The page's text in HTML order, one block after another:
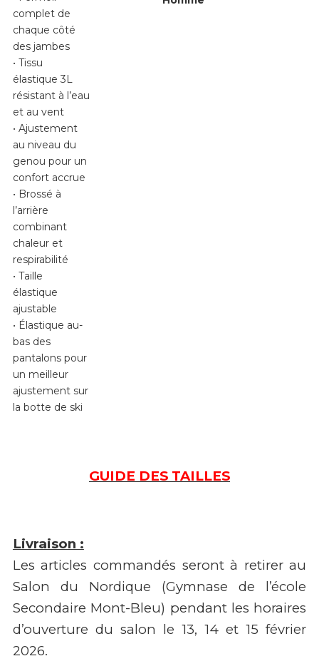
complet de
chaque côté
des jambes
• Tissu
élastique 3L
résistant à l’eau
et au vent
• Ajustement
au niveau du
genou pour un
confort accrue
• Brossé à
l’arrière
combinant
chaleur et
respirabilité
• Taille
élastique
ajustable
• Élastique au-
bas des
pantalons pour
un meilleur
ajustement sur
la botte de ski
GUIDE DES TAILLES
Livraison :
Les articles commandés seront à retirer au
Salon du Nordique (Gymnase de l’école
Secondaire Mont-Bleu) pendant les horaires
d’ouverture du salon le 13, 14 et 15 février
2026.